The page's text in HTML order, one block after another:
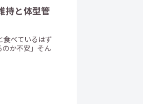
食べているはず
か不安」そん